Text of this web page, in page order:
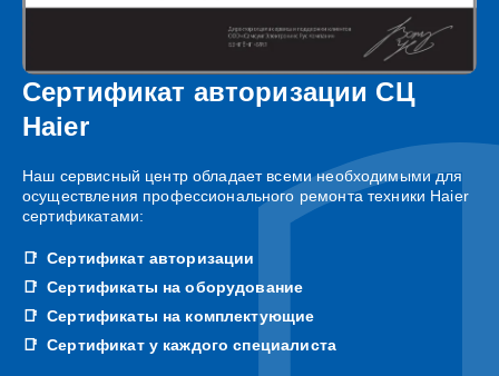
Сертификат авторизации СЦ
Haier
Наш сервисный центр обладает всеми необходимыми для
осуществления профессионального ремонта техники Haier
сертификатами:
Сертификат авторизации
Сертификаты на оборудование
Сертификаты на комплектующие
Сертификат у каждого специалиста